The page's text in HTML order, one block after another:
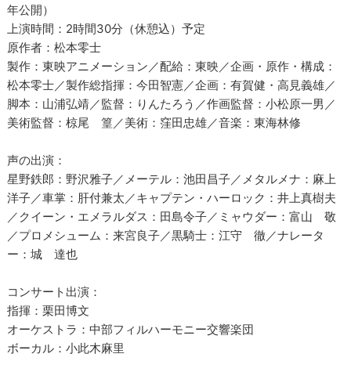
年公開）
上演時間：2時間30分（休憩込）予定
原作者：松本零士
製作：東映アニメーション／配給：東映／企画・原作・構成：
松本零士／製作総指揮：今田智憲／企画：有賀健・高見義雄／
脚本：山浦弘靖／監督：りんたろう／作画監督：小松原一男／
美術監督：椋尾 篁／美術：窪田忠雄／音楽：東海林修
声の出演：
星野鉄郎：野沢雅子／メーテル：池田昌子／メタルメナ：麻上
洋子／車掌：肝付兼太／キャプテン・ハーロック：井上真樹夫
／クイーン・エメラルダス：田島令子／ミャウダー：富山 敬
／プロメシューム：来宮良子／黒騎士：江守 徹／ナレータ
ー：城 達也
コンサート出演：
指揮：栗田博文
オーケストラ：中部フィルハーモニー交響楽団
ボーカル：小此木麻里